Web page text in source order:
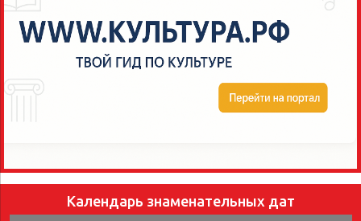
Календарь знаменательных дат